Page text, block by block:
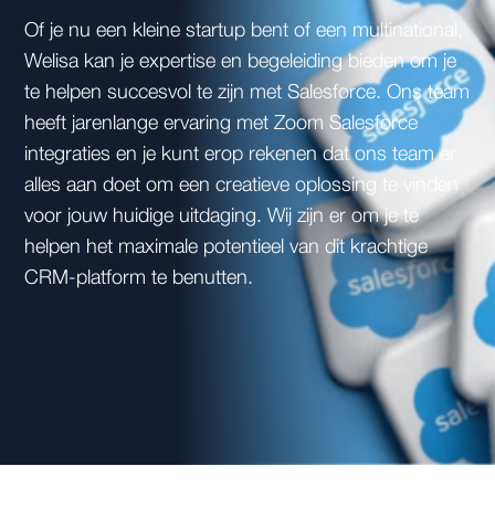
Of je nu een kleine startup bent of een multinational,
Welisa kan je expertise en begeleiding bieden om je
te helpen succesvol te zijn met Salesforce. Ons team
heeft jarenlange ervaring met Zoom Salesforce
integraties en je kunt erop rekenen dat ons team er
alles aan doet om een creatieve oplossing te vinden
voor jouw huidige uitdaging. Wij zijn er om je te
helpen het maximale potentieel van dit krachtige
CRM-platform te benutten.